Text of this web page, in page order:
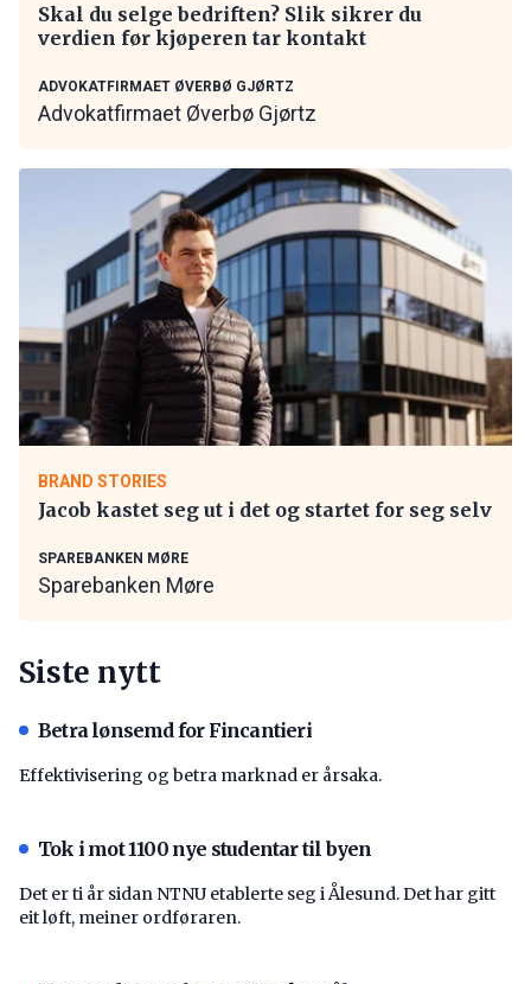
Skal du selge bedriften? Slik sikrer du
verdien før kjøperen tar kontakt
ADVOKATFIRMAET ØVERBØ GJØRTZ
Advokatfirmaet Øverbø Gjørtz
BRAND STORIES
Jacob kastet seg ut i det og startet for seg selv
SPAREBANKEN MØRE
Sparebanken Møre
Siste nytt
Betra lønsemd for Fincantieri
Effektivisering og betra marknad er årsaka.
Tok i mot 1100 nye studentar til byen
Det er ti år sidan NTNU etablerte seg i Ålesund. Det har gitt
eit løft, meiner ordføraren.